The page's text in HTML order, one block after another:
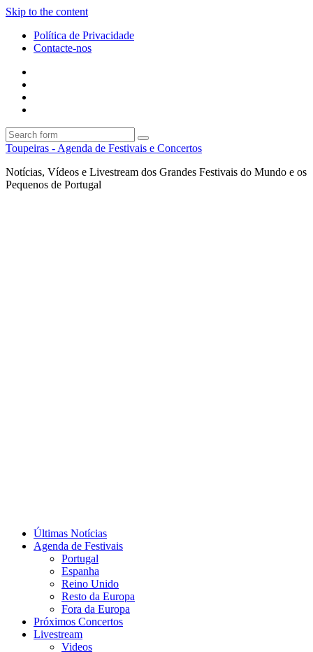
Skip to the content
Política de Privacidade
Contacte-nos
Search
Toupeiras - Agenda de Festivais e Concertos
Notícias, Vídeos e Livestream dos Grandes Festivais do Mundo e os
Pequenos de Portugal
Últimas Notícias
Agenda de Festivais
Portugal
Espanha
Reino Unido
Resto da Europa
Fora da Europa
Próximos Concertos
Livestream
Videos